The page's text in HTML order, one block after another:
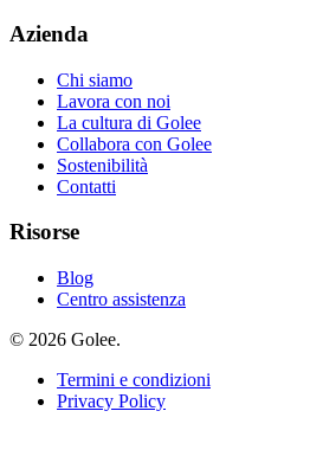
Azienda
Chi siamo
Lavora con noi
La cultura di Golee
Collabora con Golee
Sostenibilità
Contatti
Risorse
Blog
Centro assistenza
© 2026 Golee.
Termini e condizioni
Privacy Policy